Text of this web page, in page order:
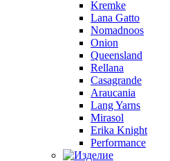
Kremke
Lana Gatto
Nomadnoos
Onion
Queensland
Rellana
Casagrande
Araucania
Lang Yarns
Mirasol
Erika Knight
Performance